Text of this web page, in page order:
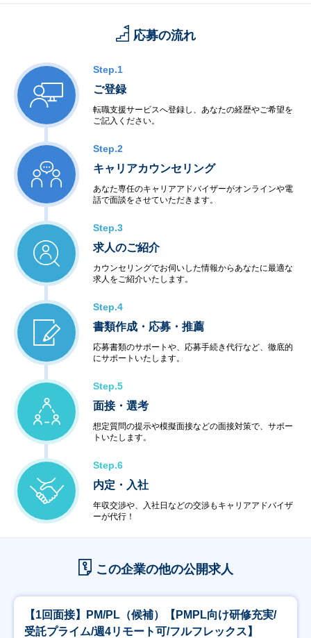
応募の流れ
Step.1
ご登録
転職支援サービスへ登録し、あなたの経歴やご希望を
ご記入ください。
Step.2
キャリアカウンセリング
あなた専任のキャリアアドバイザーがオンラインや電
話で面談をさせていただきます。
Step.3
求人のご紹介
カウンセリングでお伺いした情報からあなたに最適な
求人をご紹介いたします。
Step.4
書類作成・応募・推薦
応募書類のサポートや、応募手続き代行など、徹底的
にサポートいたします。
Step.5
面接・選考
想定質問の提示や模擬面接などの面接対策で、サポー
トいたします。
Step.6
内定・入社
年収交渉や、入社日などの交渉もキャリアアドバイザ
ーが代行！
この企業の他の公開求人
【1回面接】PM/PL（候補）【PMPL向け研修充実/
受託プライム/週4リモート可/フルフレックス】